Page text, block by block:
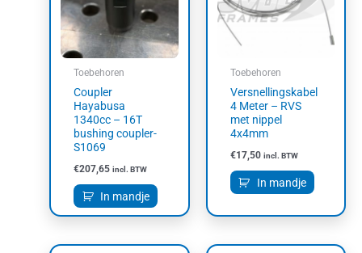
Toebehoren
Coupler
Hayabusa
1340cc – 16T
bushing coupler-
S1069
€207,65 incl. BTW
In mandje
Toebehoren
Versnellingskabel
4 Meter – RVS
met nippel
4x4mm
€17,50 incl. BTW
In mandje